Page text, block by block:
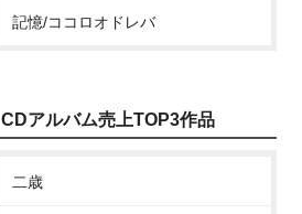
記憶/ココロオドレバ
CDアルバム売上TOP3作品
二歳